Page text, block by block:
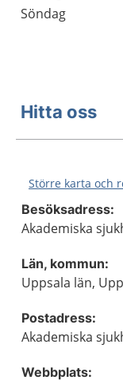
Söndag
Hitta oss
Större karta och
Besöksadress:
Akademiska
Län, kommun:
Uppsala län,
Postadress:
Akademiska
Webbplats: